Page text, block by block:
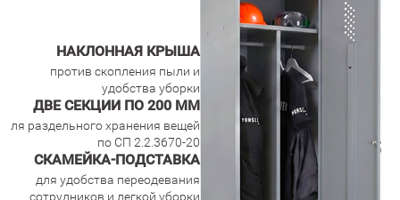
НАКЛОННАЯ КРЫША
против скопления пыли и
удобства уборки
ДВЕ СЕКЦИИ ПО 200 ММ
ля раздельного хранения вещей
по СП 2.2.3670-20
СКАМЕЙКА-ПОДСТАВКА
для удобства переодевания
сотрудников и легкой уборки